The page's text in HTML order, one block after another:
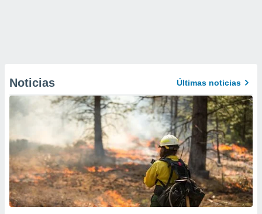
Noticias Últimas noticias